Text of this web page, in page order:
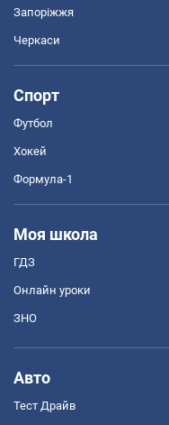
Запоріжжя
Черкаси
Спорт
Футбол
Хокей
Формула-1
Моя школа
ГДЗ
Онлайн уроки
ЗНО
Авто
Тест Драйв